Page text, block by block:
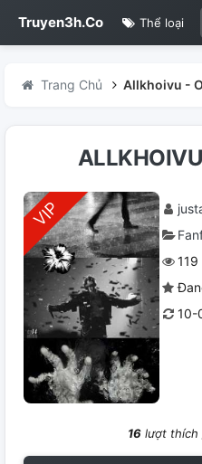
Truyen3h.Co Thể loại
Trang Chủ Allkhoivu -
119
10-
16lượt thích